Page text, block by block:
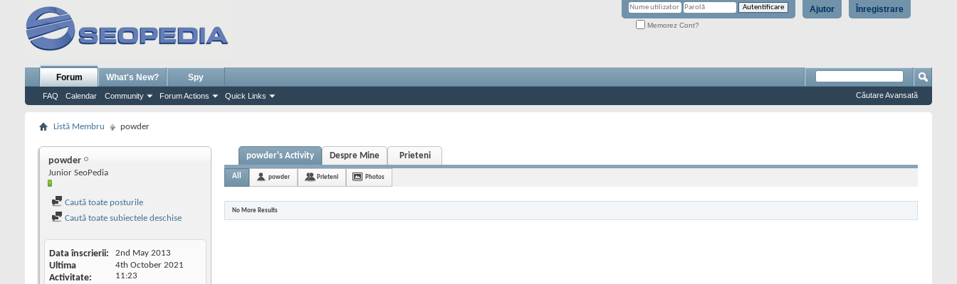
Înregistrare
Ajutor
Memorez Cont?
Forum
FAQ Calendar Community Forum Actions Quick Links
What's New? Spy
Căutare Avansată
Listă Membru powder
powder
Junior SeoPedia
Caută toate posturile
Caută toate subiectele deschise
Data înscrierii 2nd May 2013
Ultima
Activitate
4th October 2021
11:23
powder's Activity Despre Mine Prieteni
All powder Prieteni Photos
No More Results